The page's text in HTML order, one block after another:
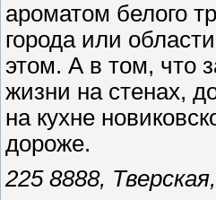
ароматом белого
города или
этом. А в том, что
жизни на стенах,
на кухне
дороже.
225 8888,